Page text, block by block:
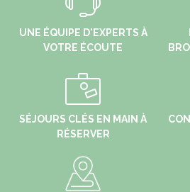
UNE ÉQUIPE D'EXPERTS À
VOTRE ÉCOUTE
SÉJOURS CLÉS EN MAIN À
RÉSERVER